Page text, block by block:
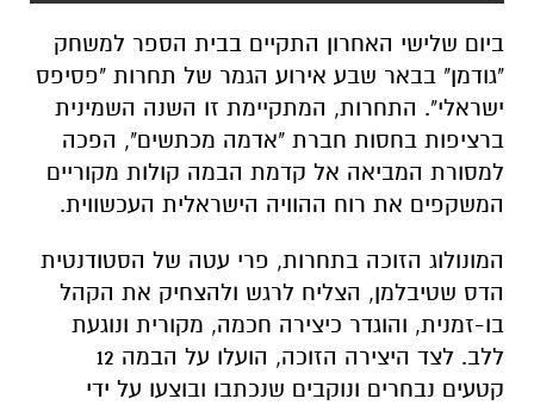
ביום שלישי האחרון התקיים בבית הספר למשחק
"גודמן" בבאר שבע אירוע הגמר של תחרות "פסיפס
ישראלי". התחרות, המתקיימת זו השנה השמינית
ברציפות בחסות חברת "אדמה מכתשים", הפכה
למסורת המביאה אל קדמת הבמה קולות מקוריים
המשקפים את רוח ההוויה הישראלית העכשווית.
המונולוג הזוכה בתחרות, פרי עטה של הסטודנטית
הדס שטיבלמן, הצליח לרגש ולהצחיק את הקהל
בו-זמנית, והוגדר כיצירה חכמה, מקורית ונוגעת
ללב. לצד היצירה הזוכה, הועלו על הבמה 12
קטעים נבחרים ונוקבים שנכתבו ובוצעו על ידי